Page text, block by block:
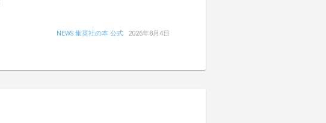
NEWS 集英社の本 公式 2026年8月4日